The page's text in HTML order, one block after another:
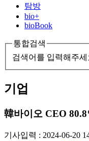
탐방
bio+
bioBook
통합검색
검색어를 입력해주세
기업
韓바이오 CEO
기사입력 : 2024-06-20